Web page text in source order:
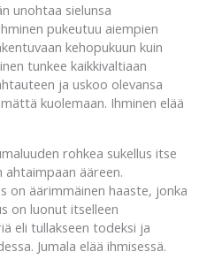
unohtaa sielunsa
pukeutuu aiempien
kehopukuun kuin
tunkee kaikkivaltiaan
ja uskoo olevansa
kuolemaan. Ihminen elää
rohkea sukellus itse
ahtaimpaan ääreen.
on äärimmäinen haaste, jonka
on luonut itselleen
eli tullakseen todeksi ja
Jumala elää ihmisessä.